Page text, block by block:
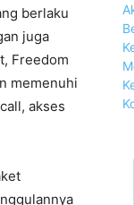
berlaku
juga
Freedom
memenuhi
akses